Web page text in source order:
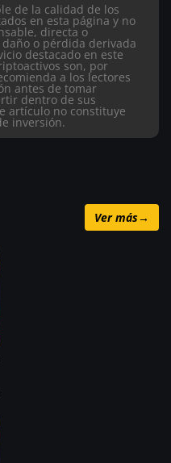
de la calidad de los
en esta página y no
directa o
o pérdida derivada
destacado en este
son, por
a los lectores
antes de tomar
dentro de sus
artículo no constituye
inversión.
Ver más→